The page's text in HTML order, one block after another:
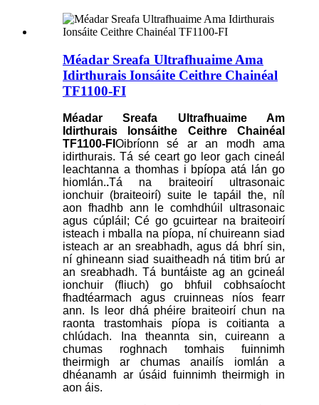
Méadar Sreafa Ultrafhuaime Ama
Idirthurais Ionsáite Ceithre Chainéal
TF1100-FI
Méadar Sreafa Ultrafhuaime Am
Idirthurais Ionsáithe Ceithre Chainéal
TF1100-FI Oibríonn sé ar an modh ama
idirthurais. Tá sé ceart go leor gach cineál
leachtanna a thomhas i bpíopa atá lán go
hiomlán..Tá na braiteoirí ultrasonaic
ionchuir (braiteoirí) suite le tapáil the, níl
aon fhadhb ann le comhdhúil ultrasonaic
agus cúpláil; Cé go gcuirtear na braiteoirí
isteach i mballa na píopa, ní chuireann siad
isteach ar an sreabhadh, agus dá bhrí sin,
ní ghineann siad suaitheadh ​​ná titim brú ar
an sreabhadh. Tá buntáiste ag an gcineál
ionchuir (fliuch) go bhfuil cobhsaíocht
fhadtéarmach agus cruinneas níos fearr
ann. Is leor dhá phéire braiteoirí chun na
raonta trastomhais píopa is coitianta a
chlúdach. Ina theannta sin, cuireann a
chumas roghnach tomhais fuinnimh
theirmigh ar chumas anailís iomlán a
dhéanamh ar úsáid fuinnimh theirmigh in
aon áis.